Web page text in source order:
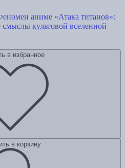
аниме «Атака титанов»:
культовой вселенной
в избранное
в корзину